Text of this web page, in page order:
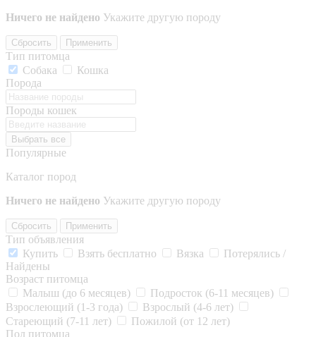
Ничего не найдено Укажите другую породу
Сбросить Применить
Тип питомца
Собака
Кошка
Порода
Породы кошек
Выбрать все
Популярные
Каталог пород
Ничего не найдено Укажите другую породу
Сбросить Применить
Тип объявления
Купить
Взять бесплатно Вязка
Потерялись /
Найдены
Возраст питомца
Малыш (до 6 месяцев)
Подросток (6-11 месяцев)
Взрослеющий (1-3 года)
Взрослый (4-6 лет)
Стареющий (7-11 лет)
Пожилой (от 12 лет)
Пол питомца